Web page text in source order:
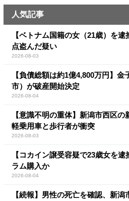
人気記事
【ベトナム国籍の女（21歳）を
点盗んだ疑い
2026-08-03
【負債総額は約1億4,800万円】
市）が破産開始決定
2026-08-04
【意識不明の重体】新潟市西区の
軽乗用車と歩行者が衝突
2026-08-03
【コカイン譲受容疑で23歳女を
ラム購入か
2026-08-04
【続報】男性の死亡を確認、新